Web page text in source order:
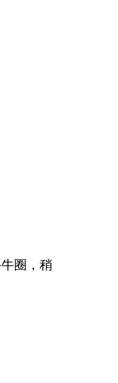
圈，稍